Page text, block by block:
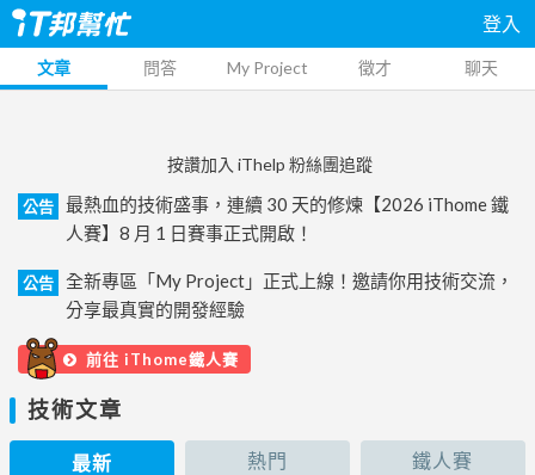
登入
文章 問答 My Project 徵才 聊天
按讚加入 iThelp 粉絲團追蹤
公告
最熱血的技術盛事，連續 30 天的修煉【2026 iThome 鐵
人賽】8 月 1 日賽事正式開啟！
公告
全新專區「My Project」正式上線！邀請你用技術交流，
分享最真實的開發經驗
前往 iThome鐵人賽
技術文章
最新 熱門 鐵人賽